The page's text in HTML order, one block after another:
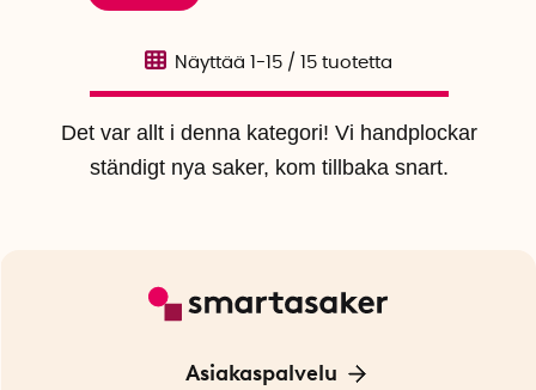
Det var allt i denna kategori! Vi handplockar
ständigt nya saker, kom tillbaka snart.
Näyttää 1-15 / 15 tuotetta
Asiakaspalvelu